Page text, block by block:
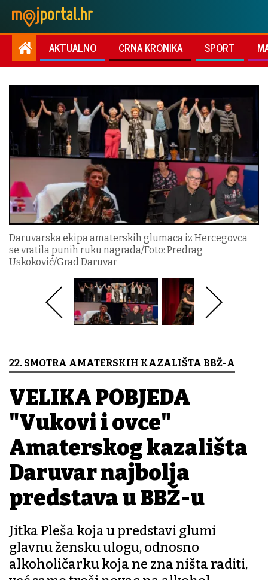
AKTUALNO CRNA KRONIKA SPORT
Daruvarska ekipa amaterskih glumaca iz Hercegovca
se vratila punih ruku nagrada/Foto: Predrag
Uskoković/Grad Daruvar
22. SMOTRA AMATERSKIH KAZALIŠTA BBŽ-A
VELIKA POBJEDA
"Vukovi i ovce"
Amaterskog kazališta
Daruvar najbolja
predstava u BBŽ-u
Jitka Pleša koja u predstavi glumi
glavnu žensku ulogu, odnosno
alkoholičarku koja ne zna ništa raditi,